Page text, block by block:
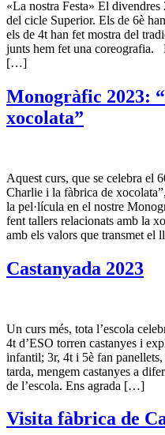
«La nostra Festa» El divendres
del cicle Superior. Els de 6è
els de 4t han fet mostra del
junts hem fet una coreografia.
[…]
Monogràfic 2023:
xocolata”
Aquest curs, que se celebra el
Charlie i la fàbrica de
la pel·lícula en el nostre
fent tallers relacionats amb la
amb els valors que transmet
Castanyada 2023
Un curs més, tota l’escola
4t d’ESO torren castanyes i
infantil; 3r, 4t i 5è fan
tarda, mengem castanyes a
de l’escola. Ens agrada […]
Visita fàbrica de